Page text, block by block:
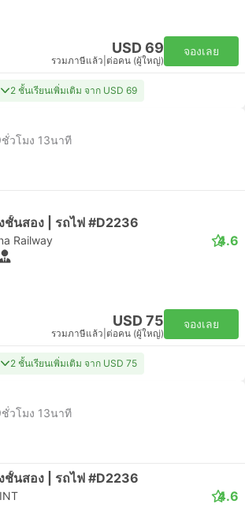
USD 69
รวมภาษีแล้ว ต่อคน (ผู้ใหญ่)
จองเลย
2 ชั้นเรียนเพิ่มเติม จาก USD 69
วโมง 13นาที
ชั้นสอง | รถไฟ #D2236
Railway 4.6
USD 75
รวมภาษีแล้ว ต่อคน (ผู้ใหญ่)
จองเลย
2 ชั้นเรียนเพิ่มเติม จาก USD 75
วโมง 13นาที
ชั้นสอง | รถไฟ #D2236
4.6